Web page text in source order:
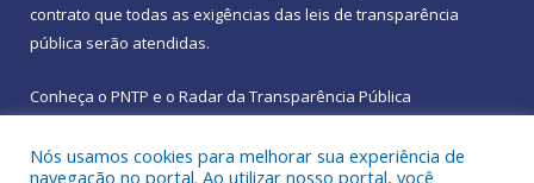
contrato que todas as exigências das leis de transparência
pública serão atendidas.
Conheça o PNTP e o Radar da Transparência Pública
Nós usamos cookies para melhorar sua experiência de
navegação no portal. Ao utilizar nosso portal, você